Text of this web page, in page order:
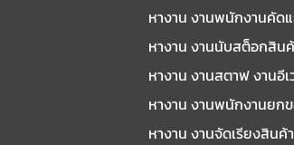
หางาน งานพนักงานคัด
หางาน งานนับสต็อกสิ
หางาน งานสตาฟ งานอี
หางาน งานพนักงานยก
หางาน งานจัดเรียงสินค้